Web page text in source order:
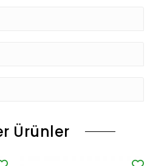
Ürünler